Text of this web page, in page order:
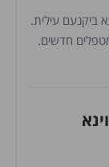
בטווינא ביקנעם עילית.
חדשים.